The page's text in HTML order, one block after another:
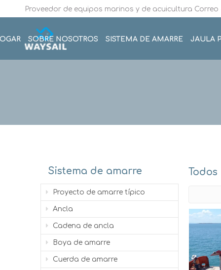
Proveedor de equipos marinos y de acuicultura Correo
SOBRE NOSOTROS SISTEMA DE AMARRE JAULA
Sistema de amarre
Proyecto de amarre típico
Ancla
Cadena de ancla
Boya de amarre
Cuerda de amarre